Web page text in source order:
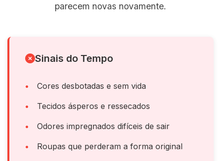
parecem novas novamente.
Sinais do Tempo
Cores desbotadas e sem vida
Tecidos ásperos e ressecados
Odores impregnados difíceis de sair
Roupas que perderam a forma original